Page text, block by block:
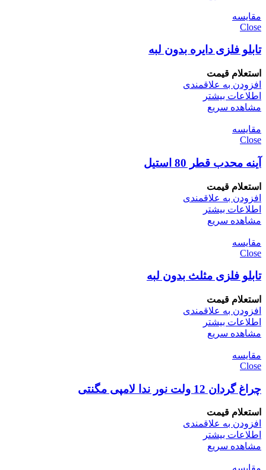
مقایسه
Close
تابلو فلزی دایره بدون لبه
استعلام قیمت
افزودن به علاقمندی
اطلاعات بیشتر
مشاهده سریع
مقایسه
Close
آینه محدب قطر 80 استیل
استعلام قیمت
افزودن به علاقمندی
اطلاعات بیشتر
مشاهده سریع
مقایسه
Close
تابلو فلزی مثلث بدون لبه
استعلام قیمت
افزودن به علاقمندی
اطلاعات بیشتر
مشاهده سریع
مقایسه
Close
چراغ گردان 12 ولت نور ندا لامپی مگنتی
استعلام قیمت
افزودن به علاقمندی
اطلاعات بیشتر
مشاهده سریع